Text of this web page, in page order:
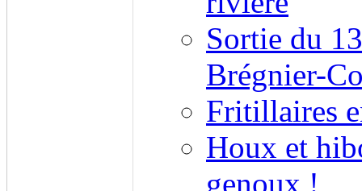
Sortie du
Brégnier-
Fritillaires
Houx et
genoux !